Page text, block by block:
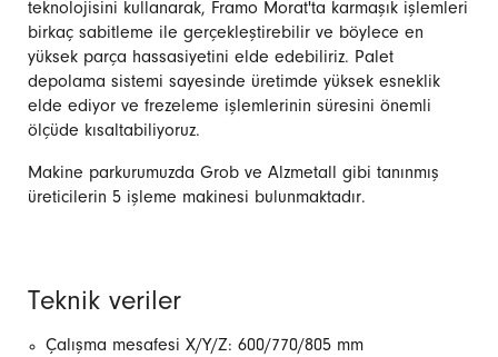
teknolojisini kullanarak, Framo Morat'ta karmaşık işlemleri
birkaç sabitleme ile gerçekleştirebilir ve böylece en
yüksek parça hassasiyetini elde edebiliriz. Palet
depolama sistemi sayesinde üretimde yüksek esneklik
elde ediyor ve frezeleme işlemlerinin süresini önemli
ölçüde kısaltabiliyoruz.
Makine parkurumuzda Grob ve Alzmetall gibi tanınmış
üreticilerin 5 işleme makinesi bulunmaktadır.
Teknik veriler
Çalışma mesafesi X/Y/Z: 600/770/805 mm